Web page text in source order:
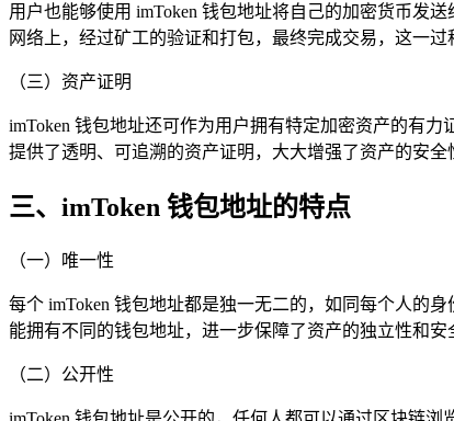
用户也能够使用 imToken 钱包地址将自己的加密货币发
网络上，经过矿工的验证和打包，最终完成交易，这一
（三）资产证明
imToken 钱包地址还可作为用户拥有特定加密资产的有
提供了透明、可追溯的资产证明，大大增强了资产的安
三、imToken 钱包地址的特点
（一）唯一性
每个 imToken 钱包地址都是独一无二的，如同每个人的
能拥有不同的钱包地址，进一步保障了资产的独立性和
（二）公开性